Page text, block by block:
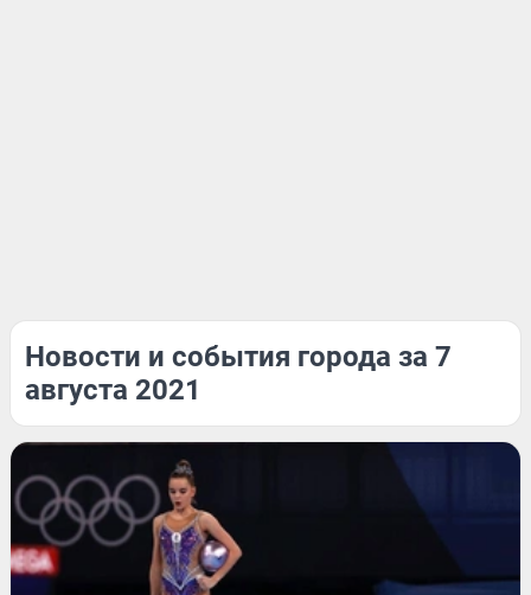
Новости и события города за 7
августа 2021